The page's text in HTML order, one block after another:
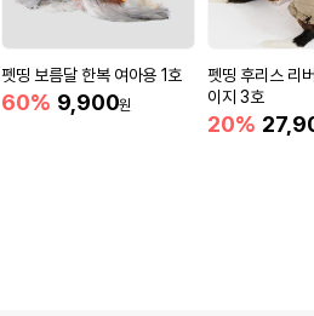
펫띵 보름달 한복 여아용 1호
60% 9,900원
펫띵 후리스 리
이지 3호
20%